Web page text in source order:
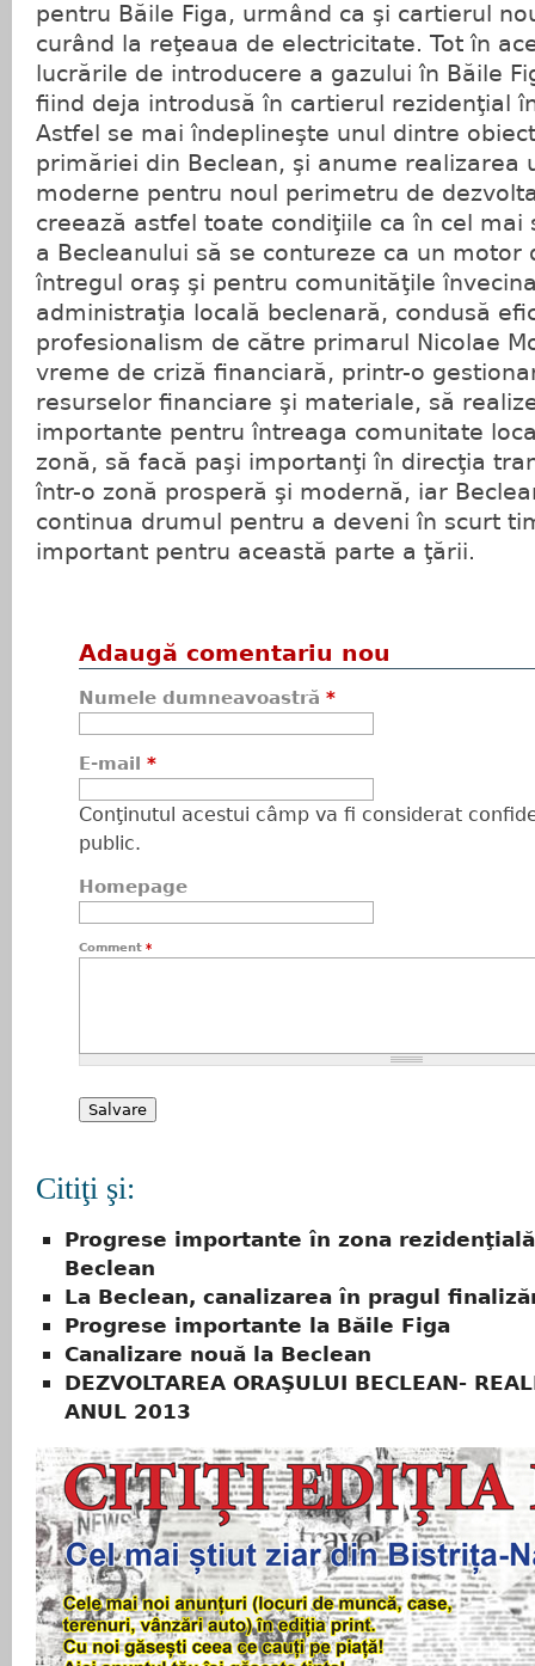
pentru Băile Figa, urmând ca şi cartierul
curând la reţeaua de electricitate. Tot în
lucrările de introducere a gazului în Băile
fiind deja introdusă în cartierul rezidenţial
Astfel se mai îndeplineşte unul dintre
primăriei din Beclean, şi anume realizarea
moderne pentru noul perimetru de
creează astfel toate condiţiile ca în cel mai
a Becleanului să se contureze ca un
întregul oraş şi pentru comunităţile
administraţia locală beclenară, condusă
profesionalism de către primarul Nicolae
vreme de criză financiară, printr-o
resurselor financiare şi materiale, să
importante pentru întreaga comunitate
zonă, să facă paşi importanţi în direcţia
într-o zonă prosperă şi modernă, iar
continua drumul pentru a deveni în scurt
important pentru această parte a ţării.
Adaugă comentariu nou
Numele dumneavoastră *
E-mail *
Conţinutul acestui câmp va fi considerat
public.
Homepage
Comment *
Citiţi şi:
Progrese importante în zona
Beclean
La Beclean, canalizarea în pragul
Progrese importante la Băile Figa
Canalizare nouă la Beclean
DEZVOLTAREA ORAŞULUI BECLEAN-
ANUL 2013